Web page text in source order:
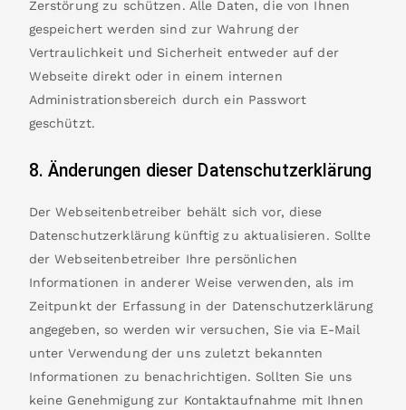
Zerstörung zu schützen. Alle Daten, die von Ihnen
gespeichert werden sind zur Wahrung der
Vertraulichkeit und Sicherheit entweder auf der
Webseite direkt oder in einem internen
Administrationsbereich durch ein Passwort
geschützt.
8. Änderungen dieser Datenschutzerklärung
Der Webseitenbetreiber behält sich vor, diese
Datenschutzerklärung künftig zu aktualisieren. Sollte
der Webseitenbetreiber Ihre persönlichen
Informationen in anderer Weise verwenden, als im
Zeitpunkt der Erfassung in der Datenschutzerklärung
angegeben, so werden wir versuchen, Sie via E-Mail
unter Verwendung der uns zuletzt bekannten
Informationen zu benachrichtigen. Sollten Sie uns
keine Genehmigung zur Kontaktaufnahme mit Ihnen